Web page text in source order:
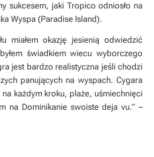
sukcesem, jaki Tropico odniosło na
Wyspa (Paradise Island).
miałem okazję jesienią odwiedzić
świadkiem wiecu wyborczego
jest bardzo realistyczna jeśli chodzi
panujących na wyspach. Cygara
każdym kroku, plaże, uśmiechnięci
na Dominikanie swoiste deja vu.” –